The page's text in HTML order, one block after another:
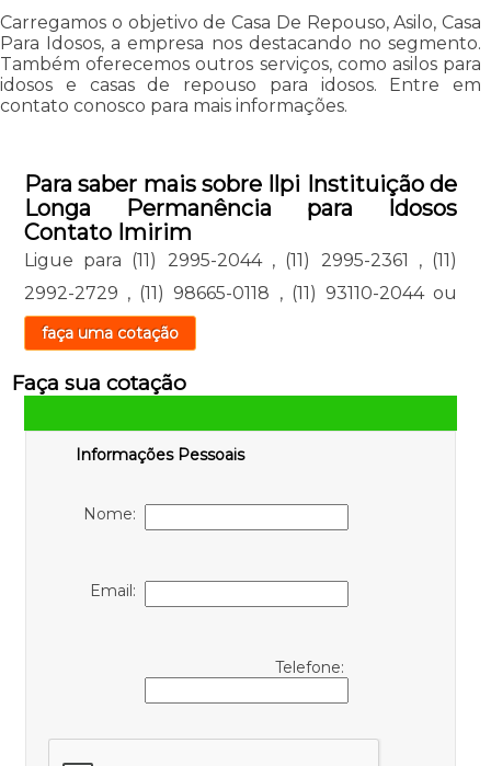
Carregamos o objetivo de Casa De Repouso, Asilo, Casa
Para Idosos, a empresa nos destacando no segmento.
Também oferecemos outros serviços, como asilos para
idosos e casas de repouso para idosos. Entre em
contato conosco para mais informações.
Para saber mais sobre Ilpi Instituição de
Longa Permanência para Idosos
Contato Imirim
Ligue para (11) 2995-2044 , (11) 2995-2361 , (11)
2992-2729 , (11) 98665-0118 , (11) 93110-2044 ou
faça uma cotação
Faça sua cotação
Informações Pessoais
Nome:
Email:
Telefone: